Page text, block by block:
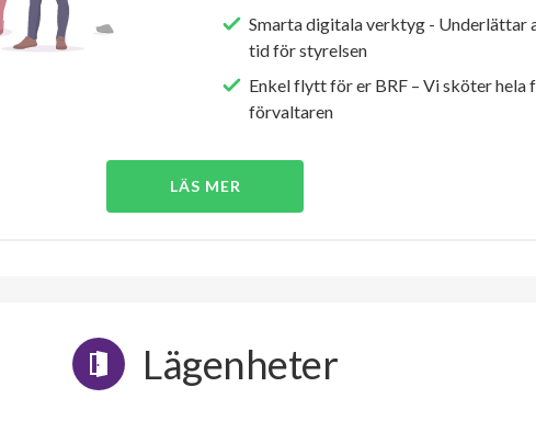
Smarta digitala verktyg - Underlättar
tid för styrelsen
Enkel flytt för er BRF – Vi sköter hela
förvaltaren
LÄS MER
Lägenheter